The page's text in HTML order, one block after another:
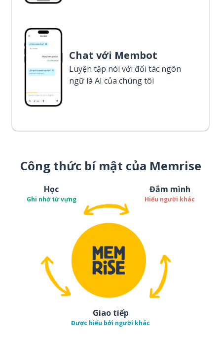
Chat với Membot
Luyện tập nói với đối tác ngôn
ngữ là AI của chúng tôi
Công thức bí mật của Memrise
Học
Ghi nhớ từ vựng
Đắm mình
Hiểu người khác
Giao tiếp
Được hiểu bởi người khác